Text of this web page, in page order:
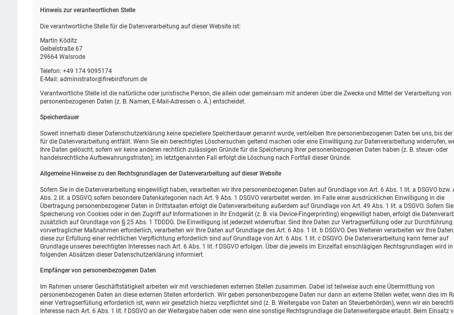
Hinweis zur verantwortlichen Stelle
Die verantwortliche Stelle für die Datenverarbeitung auf dieser Website ist:
Martin Köditz
Geibelstraße 67
29664 Walsrode
Telefon: +49 174 9095174
E-Mail: administrator@firebirdforum.de
Verantwortliche Stelle ist die natürliche oder juristische Person, die allein oder gemeinsam mit anderen über die Zwecke und Mittel der Verarbeitung von
personenbezogenen Daten (z. B. Namen, E-Mail-Adressen o. Ä.) entscheidet.
Speicherdauer
Soweit innerhalb dieser Datenschutzerklärung keine speziellere Speicherdauer genannt wurde, verbleiben Ihre personenbezogenen Daten bei uns, bis der
für die Datenverarbeitung entfällt. Wenn Sie ein berechtigtes Löschersuchen geltend machen oder eine Einwilligung zur Datenverarbeitung widerrufen,
Ihre Daten gelöscht, sofern wir keine anderen rechtlich zulässigen Gründe für die Speicherung Ihrer personenbezogenen Daten haben (z. B. steuer- oder
handelsrechtliche Aufbewahrungsfristen); im letztgenannten Fall erfolgt die Löschung nach Fortfall dieser Gründe.
Allgemeine Hinweise zu den Rechtsgrundlagen der Datenverarbeitung auf dieser Website
Sofern Sie in die Datenverarbeitung eingewilligt haben, verarbeiten wir Ihre personenbezogenen Daten auf Grundlage von Art. 6 Abs. 1 lit. a DSGVO bzw.
Abs. 2 lit. a DSGVO, sofern besondere Datenkategorien nach Art. 9 Abs. 1 DSGVO verarbeitet werden. Im Falle einer ausdrücklichen Einwilligung in die
Übertragung personenbezogener Daten in Drittstaaten erfolgt die Datenverarbeitung außerdem auf Grundlage von Art. 49 Abs. 1 lit. a DSGVO. Sofern
Speicherung von Cookies oder in den Zugriff auf Informationen in Ihr Endgerät (z. B. via Device-Fingerprinting) eingewilligt haben, erfolgt die
zusätzlich auf Grundlage von § 25 Abs. 1 TDDDG. Die Einwilligung ist jederzeit widerrufbar. Sind Ihre Daten zur Vertragserfüllung oder zur Durchführung
vorvertraglicher Maßnahmen erforderlich, verarbeiten wir Ihre Daten auf Grundlage des Art. 6 Abs. 1 lit. b DSGVO. Des Weiteren verarbeiten wir Ihre
diese zur Erfüllung einer rechtlichen Verpflichtung erforderlich sind auf Grundlage von Art. 6 Abs. 1 lit. c DSGVO. Die Datenverarbeitung kann ferner auf
Grundlage unseres berechtigten Interesses nach Art. 6 Abs. 1 lit. f DSGVO erfolgen. Über die jeweils im Einzelfall einschlägigen Rechtsgrundlagen wird in
folgenden Absätzen dieser Datenschutzerklärung informiert.
Empfänger von personenbezogenen Daten
Im Rahmen unserer Geschäftstätigkeit arbeiten wir mit verschiedenen externen Stellen zusammen. Dabei ist teilweise auch eine Übermittlung von
personenbezogenen Daten an diese externen Stellen erforderlich. Wir geben personenbezogene Daten nur dann an externe Stellen weiter, wenn dies im
einer Vertragserfüllung erforderlich ist, wenn wir gesetzlich hierzu verpflichtet sind (z. B. Weitergabe von Daten an Steuerbehörden), wenn wir ein
Interesse nach Art. 6 Abs. 1 lit. f DSGVO an der Weitergabe haben oder wenn eine sonstige Rechtsgrundlage die Datenweitergabe erlaubt. Beim Einsatz